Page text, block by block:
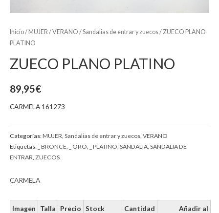
Inicio/ MUJER /VERANO /Sandalias de entrar y zuecos/ ZUECO PLANO
PLATINO
ZUECO PLANO PLATINO
89,95€
CARMELA 161273
Categorías:MUJER Sandalias de entrar y zuecos VERANO
Etiquetas: _ BRONCE _ ORO _ PLATINO SANDALIA SANDALIA DE
ENTRAR ZUECOS
CARMELA
Imagen Talla Precio Stock Cantidad
Añadir al